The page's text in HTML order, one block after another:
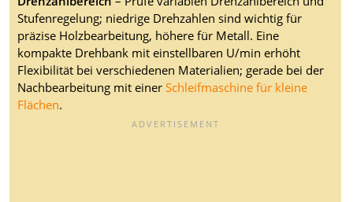
Stufenregelung; niedrige Drehzahlen sind wichtig für
präzise Holzbearbeitung, höhere für Metall. Eine
kompakte Drehbank mit einstellbaren U/min erhöht
Flexibilität bei verschiedenen Materialien; gerade bei der
Nachbearbeitung mit einerSchleifmaschine für kleine
Flächen.